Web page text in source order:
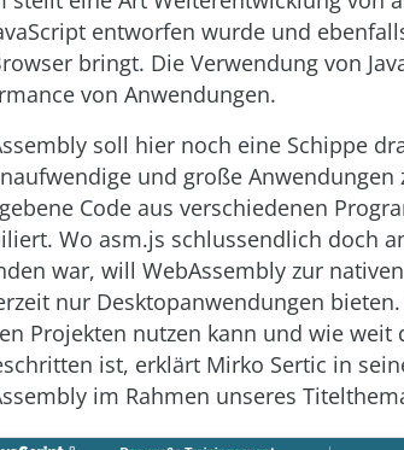
entworfen wurde und
bringt. Die Verwendung von
von Anwendungen.
soll hier noch eine Schippe
und große
Code aus verschiedenen
Wo asm.js schlussendlich doch
war, will WebAssembly zur
nur Desktopanwendungen
Projekten nutzen kann und wie
ist, erklärt Mirko Sertic in
im Rahmen unseres